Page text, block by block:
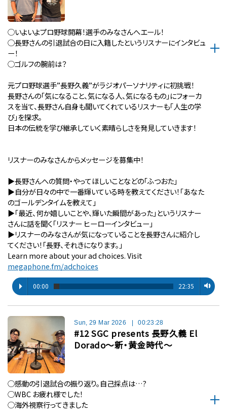
◯いよいよプロ野球開幕！選手のみなさんへエール！
◯長野さんの引退試合の日に入籍したというリスナーにインタビュ
ー！
◯ゴルフの腕前は？
元プロ野球選手”長野久義”がラジオパーソナリティに初挑戦！
長野さんの「気になること、気になる人、気になるもの」にフォーカ
スを当て、長野さん自身も聞いてくれているリスナーも「人生の学
び」を探求。
日本の伝統を学び継承していく素晴らしさを発見していきます！
リスナーのみなさんからメッセージを募集中！
▶︎長野さんへの質問・やってほしいことなどの「ふつおた」
▶︎自分が⽇々の中で⼀番輝いている時を教えてください！「あなた
のゴールデンタイムを教えて」
▶︎「最近、何か嬉しいことや、輝いた瞬間があった」というリスナー
さんに話を聞く「リスナー ヒーローインタビュー」
▶︎リスナーのみなさんが気になっていることを長野さんに紹介し
てください！「長野、それきになります。」
Learn more about your ad choices. Visit
megaphone.fm/adchoices
00:00 22:35
Sun, 29 Mar 2026 00:23:28
#12 SGC presents 長野久義 El
Dorado〜新・黄金時代〜
◯感動の引退試合の振り返り。自己採点は…?
◯WBC お疲れ様でした！
◯海外視察行ってきました